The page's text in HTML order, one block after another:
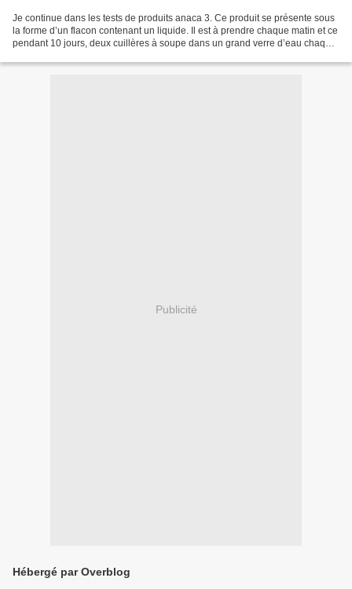
Je continue dans les tests de produits anaca 3. Ce produit se présente sous
la forme d’un flacon contenant un liquide. Il est à prendre chaque matin et ce
pendant 10 jours, deux cuillères à soupe dans un grand verre d’eau chaque
Publicité
Hébergé par Overblog